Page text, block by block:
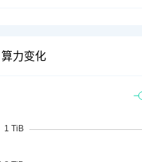
算力变化